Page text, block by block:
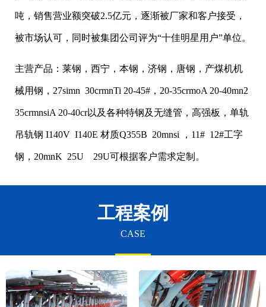
吨，销售营业额突破2.5亿元，逐渐被厂家和客户接受，
被市场认可，同时被集团公司评为“十佳明星用户”单位。
主营产品：莱钢，西宁，本钢，济钢，唐钢，产煤机机
械用钢，27simn 30crmnTi 20-45#，20-35crmoA 20-40mn2
35crmnsiA 20-40cr以及各种特钢及无缝管，高强板，单轨
吊轨钢 I140V I140E 材质Q355B 20mnsi ，11# 12#工字
钢，20mnK 25U 29U可根据客户需求定制。
工程案例
CASE